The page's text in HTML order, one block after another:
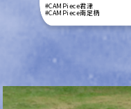
#CAMPiece君津
#CAMPiece南足柄